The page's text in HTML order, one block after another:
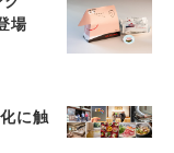
場
に触